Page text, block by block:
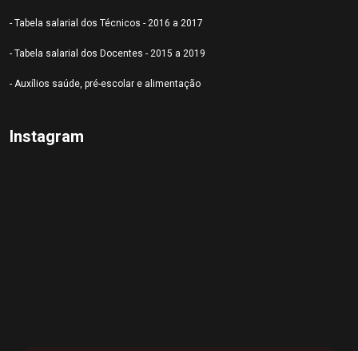
- Tabela salarial dos Técnicos - 2016 a 2017
- Tabela salarial dos Docentes - 2015 a 2019
- Auxílios saúde, pré-escolar e alimentação
Instagram